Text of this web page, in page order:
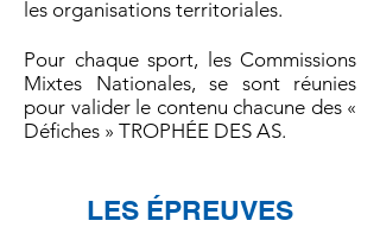
les organisations territoriales.
Pour chaque sport, les Commissions
Mixtes Nationales, se sont réunies
pour valider le contenu chacune des «
Défiches » TROPHÉE DES AS.
LES ÉPREUVES